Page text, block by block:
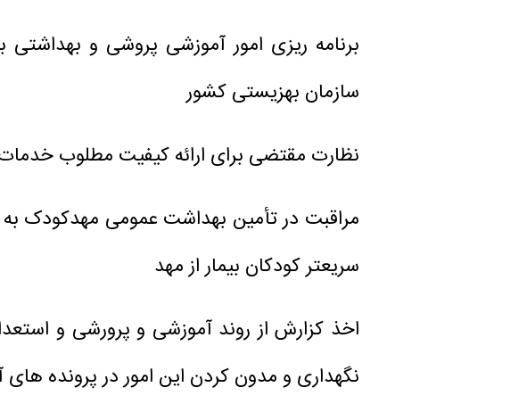
برنامه ریزی امور آموزشی پروشی و
سازمان بهزیستی كشور
نظارت مقتضی برای ارائه كیفیت مطلوب
مراقبت در تأمین بهداشت عمومی مهدكودک
سریعتر كودكان بیمار از مهد
اخذ کزارش از روند آموزشی و پرورشی و
نگهداری و مدون كردن این امور در پرونده های